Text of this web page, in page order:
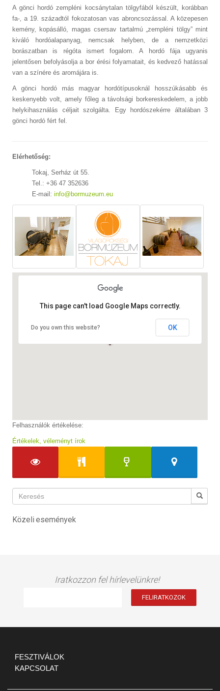
A gönci hordó zempléni kocsánytalan tölgyfából készült, korábban
fa-, a 19. századtól fokozatosan vas abroncsozással. A közepesen
kemény, kopásálló, magas csersav tartalmú „zempléni tölgy” mint
kiváló hordóalapanyag, nemcsak helyben, de a nemzetközi
borászatban is régóta ismert fogalom. A hordó fája ugyanis
jelentősen befolyásolja a bor érési folyamatait, és kedvező hatással
van a színére és aromájára is.
A gönci hordó más magyar hordótípusoknál hosszúkásabb és
keskenyebb volt, amely főleg a távolsági borkereskedelem, a jobb
helykihasználás céljait szolgálta. Egy hordószekérre általában 3
gönci hordó fért fel.
Elérhetőség:
Tokaj, Serház út 55.
Tel.: +36 47 352636
E-mail: info@bormuzeum.eu
This page can't load Google Maps correctly.
Do you own this website? OK
Felhasználók értékelése:
Értékelek, véleményt írok
Közeli események
Iratkozzon fel hírlevelünkre!
FESZTIVÁLOK
KAPCSOLAT